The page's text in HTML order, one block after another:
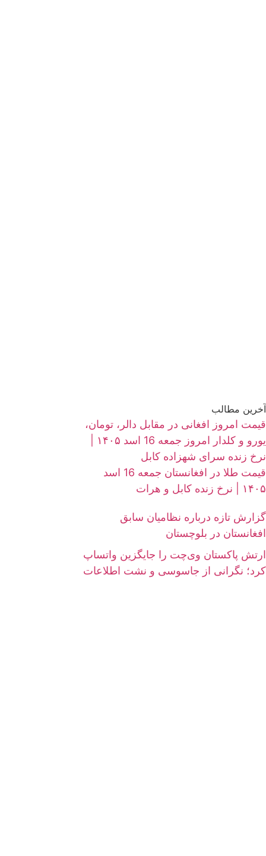
آخرین مطالب
قیمت امروز افغانی در مقابل دالر، تومان،
نرخ زنده سرای شهزاده کابل
قیمت طلا در افغانستان جمعه 16 اسد
۱۴۰۵ | نرخ زنده کابل و هرات
گزارش تازه درباره نظامیان سابق
افغانستان در بلوچستان
ارتش پاکستان وی‌چت را جایگزین واتساپ
کرد؛ نگرانی از جاسوسی و نشت اطلاعات